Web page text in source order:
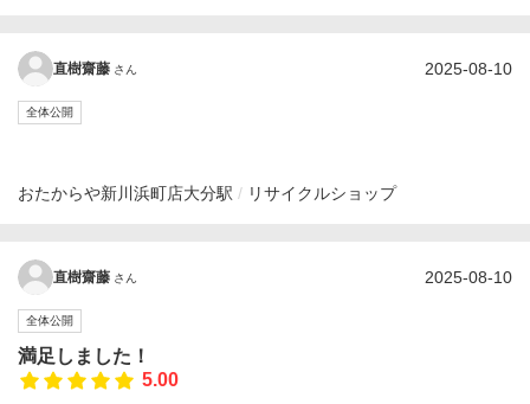
直樹齋藤 さん 2025-08-10
全体公開
おたからや新川浜町店大分駅 リサイクルショップ
直樹齋藤 さん 2025-08-10
全体公開
満足しました！
5.00